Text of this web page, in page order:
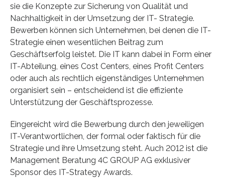
sie die Konzepte zur Sicherung von Qualität und
Nachhaltigkeit in der Umsetzung der IT- Strategie.
Bewerben können sich Unternehmen, bei denen die IT-
Strategie einen wesentlichen Beitrag zum
Geschäftserfolg leistet. Die IT kann dabei in Form einer
IT-Abteilung, eines Cost Centers, eines Profit Centers
oder auch als rechtlich eigenständiges Unternehmen
organisiert sein – entscheidend ist die effiziente
Unterstützung der Geschäftsprozesse.
Eingereicht wird die Bewerbung durch den jeweiligen
IT-Verantwortlichen, der formal oder faktisch für die
Strategie und ihre Umsetzung steht. Auch 2012 ist die
Management Beratung 4C GROUP AG exklusiver
Sponsor des IT-Strategy Awards.